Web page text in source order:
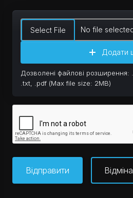
Select File No file
Додати
Дозволені файлові розширення:
.txt, .pdf (Max file size: 2MB)
Відміна